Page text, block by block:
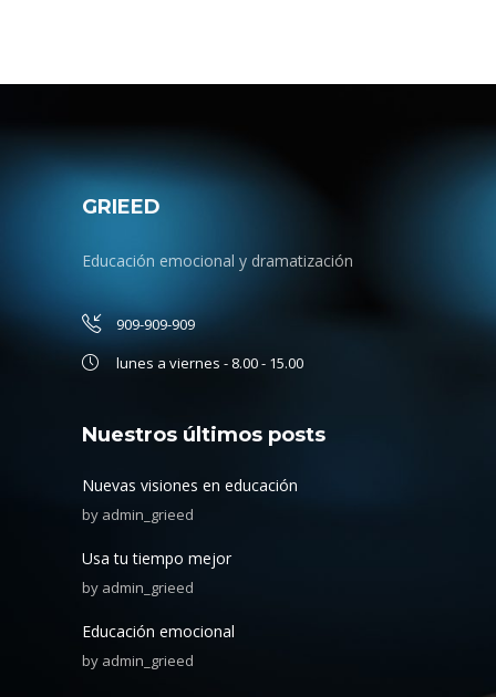
GRIEED
Educación emocional y dramatización
909-909-909
lunes a viernes - 8.00 - 15.00
Nuestros últimos posts
Nuevas visiones en educación
by admin_grieed
Usa tu tiempo mejor
by admin_grieed
Educación emocional
by admin_grieed